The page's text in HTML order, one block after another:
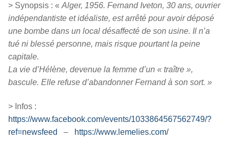
> Synopsis : « Alger, 1956. Fernand Iveton, 30 ans, ouvrier
indépendantiste et idéaliste, est arrêté pour avoir déposé
une bombe dans un local désaffecté de son usine. Il n’a
tué ni blessé personne, mais risque pourtant la peine
capitale.
La vie d’Hélène, devenue la femme d’un « traître »,
bascule. Elle refuse d’abandonner Fernand à son sort. »
> Infos :
https://www.facebook.com/events/1033864567562749/?
ref=newsfeed
– https://www.lemelies.com/